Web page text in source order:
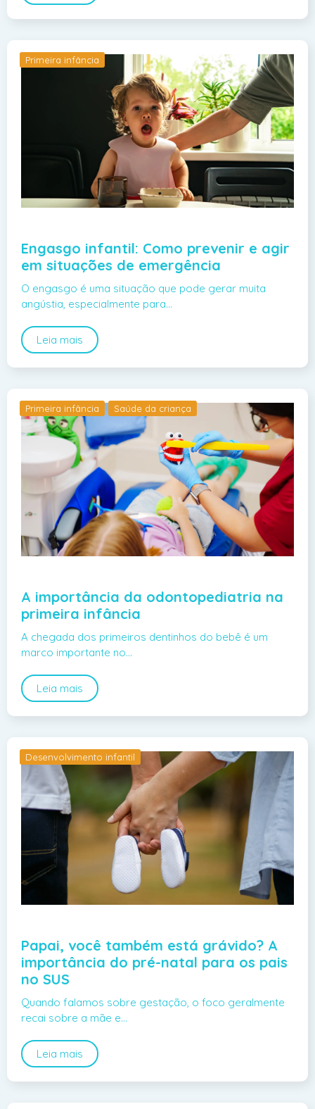
Primeira infância
Engasgo infantil: Como prevenir e agir
em situações de emergência
O engasgo é uma situação que pode gerar muita
angústia, especialmente para…
Leia mais
Primeira infância Saúde da criança
A importância da odontopediatria na
primeira infância
A chegada dos primeiros dentinhos do bebê é um
marco importante no…
Leia mais
Desenvolvimento infantil
Papai, você também está grávido? A
importância do pré-natal para os pais
no SUS
Quando falamos sobre gestação, o foco geralmente
recai sobre a mãe e…
Leia mais